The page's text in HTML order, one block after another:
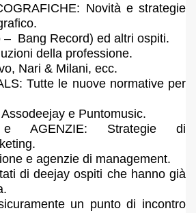
Novità e strategie
– Bang Record) ed altri ospiti.
della professione.
Nari & Milani, ecc.
Tutte le nuove normative per
e Puntomusic.
e AGENZIE: Strategie di
e agenzie di management.
di deejay ospiti che hanno già
un punto di incontro